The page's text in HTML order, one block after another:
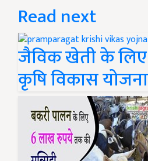
Read next
जैविक खेती के
कृषि विकास